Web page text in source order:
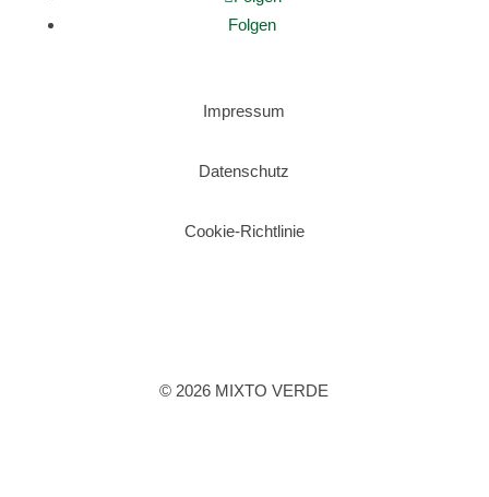
Folgen
Impressum
Datenschutz
Cookie-Richtlinie
© 2026 MIXTO VERDE